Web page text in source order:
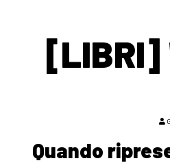
[LIBRI]
Quando